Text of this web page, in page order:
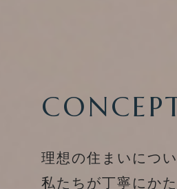
理想の住まいにつ
私たちが丁寧にか
スのご案内